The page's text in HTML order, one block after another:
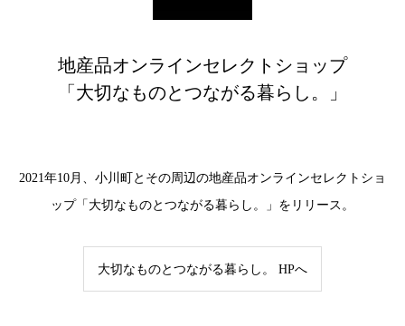
地産品オンラインセレクトショップ
「大切なものとつながる暮らし。」
2021年10月、小川町とその周辺の地産品オンラインセレクトショ
ップ「大切なものとつながる暮らし。」をリリース。
大切なものとつながる暮らし。 HPへ